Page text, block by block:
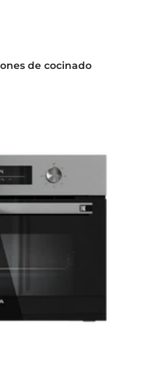
de cocinado